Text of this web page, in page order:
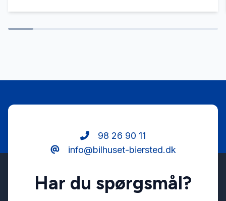
98 26 90 11
info@bilhuset-biersted.dk
Har du spørgsmål?